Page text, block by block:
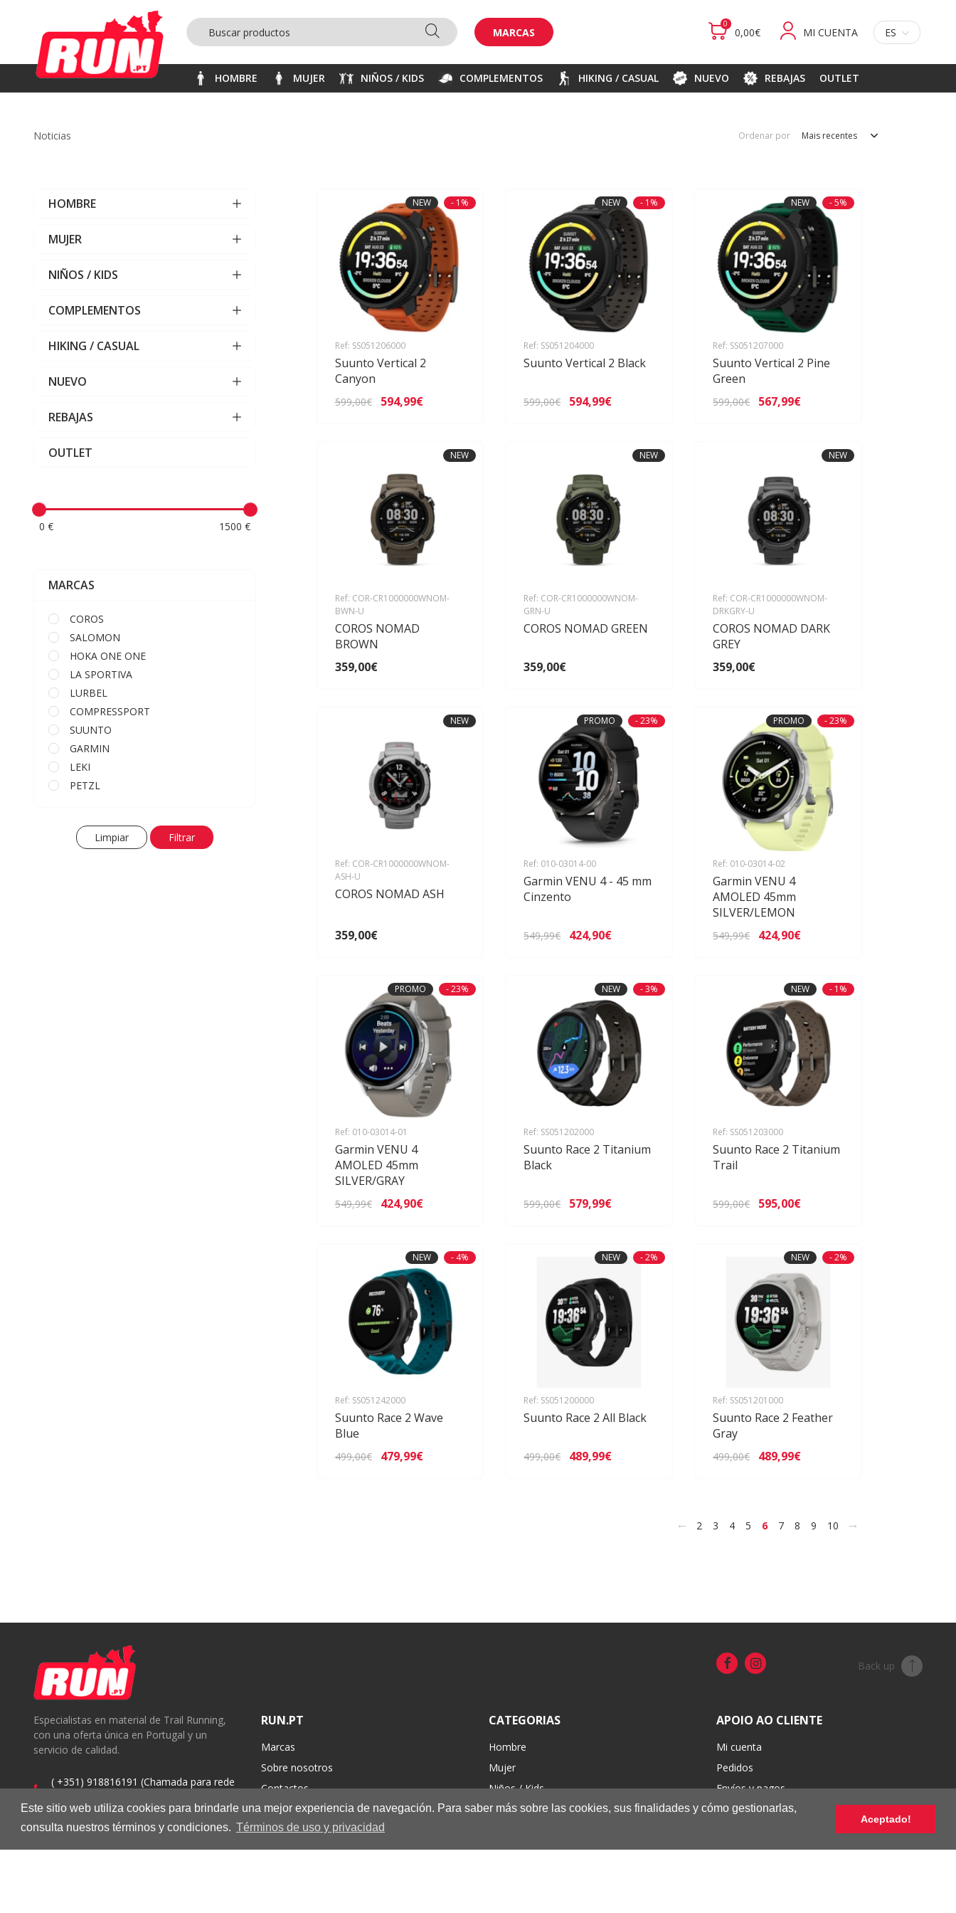
Este sitio web utiliza cookies para brindarle una mejor experiencia de navegación. Para saber más sobre las cookies, sus finalidades y cómo gestionarlas,
consulta nuestros términos y condiciones. Términos de uso y privacidad
Aceptado!
MARCAS
0
0,00€ MI CUENTA ES
HOMBRE MUJER NIÑOS / KIDS COMPLEMENTOS HIKING / CASUAL NUEVO REBAJAS OUTLET
noticias Ordenar por Mais recentes
HOMBRE
MUJER
NIÑOS / KIDS
COMPLEMENTOS
HIKING / CASUAL
NUEVO
REBAJAS
OUTLET
0 € 1500 €
MARCAS
COROS
SALOMON
HOKA ONE ONE
LA SPORTIVA
LURBEL
COMPRESSPORT
SUUNTO
GARMIN
LEKI
PETZL
Limpiar Filtrar
NEW - 1%
Ref: SS051206000
Suunto Vertical 2
Canyon
599,00€ 594,99€
NEW - 1%
Ref: SS051204000
Suunto Vertical 2 Black
599,00€ 594,99€
NEW - 5%
Ref: SS051207000
Suunto Vertical 2 Pine
Green
599,00€ 567,99€
NEW
Ref: COR-CR1000000WNOM-
BWN-U
COROS NOMAD
BROWN
359,00€
NEW
Ref: COR-CR1000000WNOM-
GRN-U
COROS NOMAD GREEN
359,00€
NEW
Ref: COR-CR1000000WNOM-
DRKGRY-U
COROS NOMAD DARK
GREY
359,00€
NEW
Ref: COR-CR1000000WNOM-
ASH-U
COROS NOMAD ASH
359,00€
PROMO - 23%
Ref: 010-03014-00
Garmin VENU 4 - 45 mm
Cinzento
549,99€ 424,90€
PROMO - 23%
Ref: 010-03014-02
Garmin VENU 4
AMOLED 45mm
SILVER/LEMON
549,99€ 424,90€
PROMO - 23%
Ref: 010-03014-01
Garmin VENU 4
AMOLED 45mm
SILVER/GRAY
549,99€ 424,90€
NEW - 3%
Ref: SS051202000
Suunto Race 2 Titanium
Black
599,00€ 579,99€
NEW - 1%
Ref: SS051203000
Suunto Race 2 Titanium
Trail
599,00€ 595,00€
NEW - 4%
Ref: SS051242000
Suunto Race 2 Wave
Blue
499,00€ 479,99€
NEW - 2%
Ref: SS051200000
Suunto Race 2 All Black
499,00€ 489,99€
NEW - 2%
Ref: SS051201000
Suunto Race 2 Feather
Gray
499,00€ 489,99€
< 2 3 4 5 6 7 8 9 10 >
Back up
Especialistas en material de Trail Running,
con una oferta única en Portugal y un
servicio de calidad.
( +351) 918816191 (Chamada para rede
RUN.PT
Marcas
Sobre nosotros
Contactos
CATEGORIAS
Hombre
Mujer
Niños / Kids
Complementos
Nuevo
APOIO AO CLIENTE
Mi cuenta
Pedidos
Envíos y pagos
Cambios y devoluciones
Términos de uso y privacidad